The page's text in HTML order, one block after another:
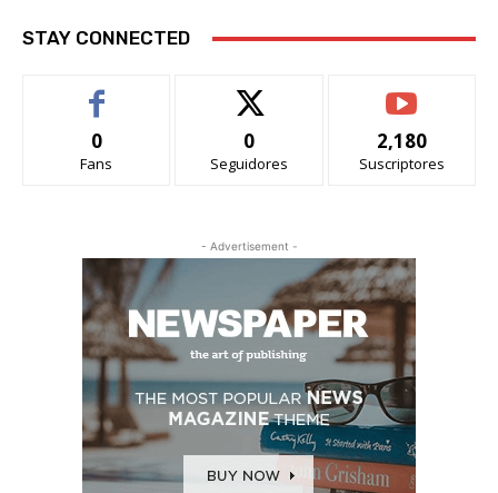
STAY CONNECTED
0
Fans
0
Seguidores
2,180
Suscriptores
- Advertisement -